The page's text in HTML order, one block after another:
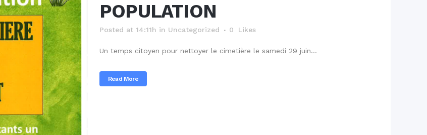
POPULATION
Posted at 14:11h in Uncategorized 0 Likes
Un temps citoyen pour nettoyer le cimetière le samedi 29 juin...
Read More